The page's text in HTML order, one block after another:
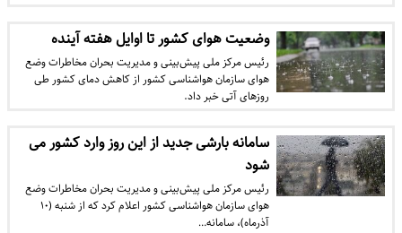
وضعیت هوای کشور تا اوایل هفته آینده
رئیس مرکز ملی پیش‌بینی و مدیریت بحران مخاطرات وضع
هوای سازمان هواشناسی کشور از کاهش دمای کشور طی
روزهای آتی خبر داد.
سامانه بارشی جدید از این روز وارد کشور می
شود
رئیس مرکز ملی پیش‌بینی و مدیریت بحران مخاطرات وضع
هوای سازمان هواشناسی کشور اعلام کرد که از شنبه (۱۰
آذرماه)، سامانه…